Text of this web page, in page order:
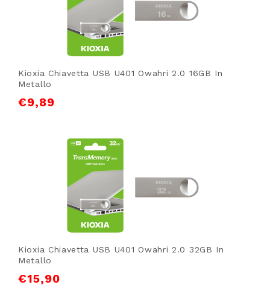
Kioxia Chiavetta USB U401 Owahri 2.0 16GB In
Metallo
€9,89
Kioxia Chiavetta USB U401 Owahri 2.0 32GB In
Metallo
€15,90